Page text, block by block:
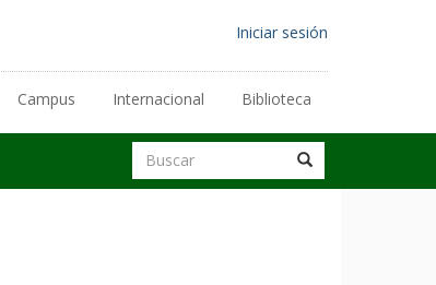
Menú
cuenta
de
usuario
Iniciar sesión
Enlaces
secundarios
Campus Internacional Biblioteca
Buscar
Buscar Buscar